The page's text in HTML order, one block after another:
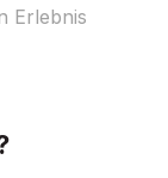
Erlebnis